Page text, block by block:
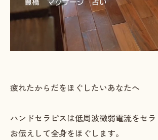
疲れたからだをほぐしたいあなたへ
ハンドセラピスは低周波微弱電流をセ
お伝えして全身をほぐします。